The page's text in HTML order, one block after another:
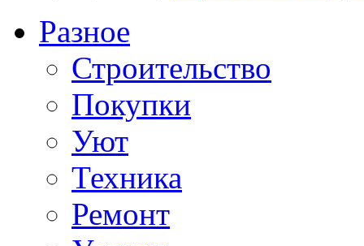
Разное
Строительство
Покупки
Уют
Техника
Ремонт